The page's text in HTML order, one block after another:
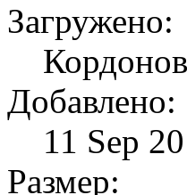
Загружено:
Добавлено:
11 Sep
Размер: